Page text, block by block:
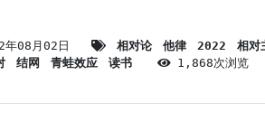
年08月02日 相对论 他律 2022
相对
结网 青蛙效应 读书 1,868次浏览